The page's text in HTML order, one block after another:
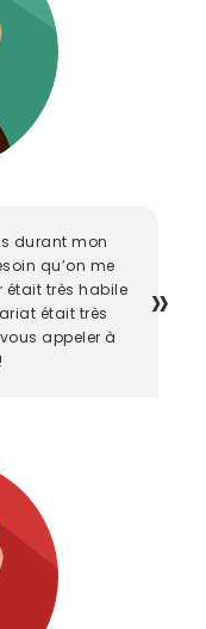
durant mon
qu’on me
était très habile
était très
appeler à